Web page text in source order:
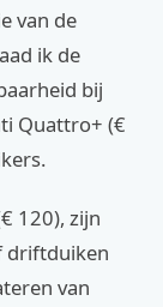
van de
ik de
bij
Quattro+ (€
120), zijn
driftduiken
van